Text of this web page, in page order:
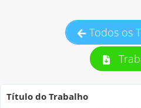
Todos os
Título do Trabalho